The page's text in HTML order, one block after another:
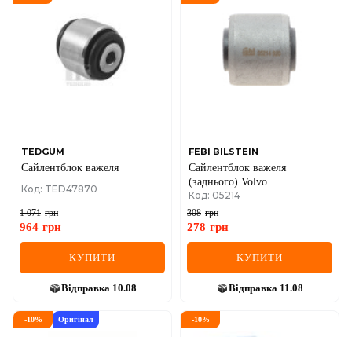
TEDGUM
Сайлентблок важеля
Код: TED47870
1 071 грн
964 грн
КУПИТИ
Відправка 10.08
FEBI BILSTEIN
Сайлентблок важеля
(заднього) Volvo
240/260/740/760 -92
Код: 05214
308 грн
278 грн
КУПИТИ
Відправка 11.08
-10% Оригінал -10%